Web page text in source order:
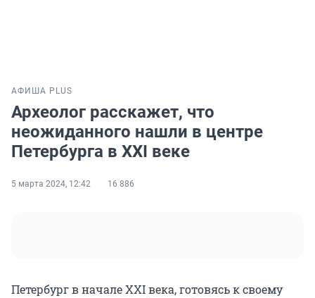
АФИША PLUS
Археолог расскажет, что
неожиданного нашли в центре
Петербурга в XXI веке
5 марта 2024, 12:42 16 886
Петербург в начале XXI века, готовясь к своему